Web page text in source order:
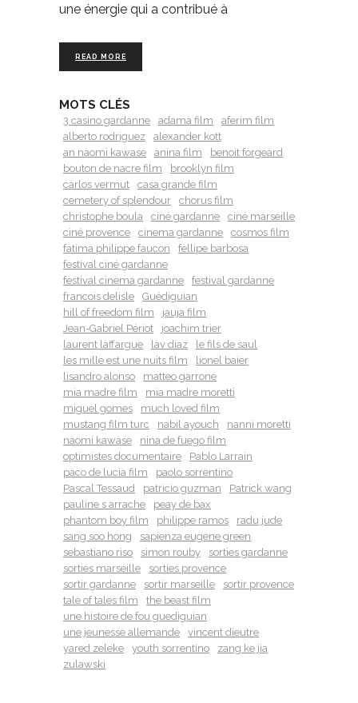
une énergie qui a contribué à
READ MORE
MOTS CLÉS
3 casino gardanne adama film
aferim film
alberto rodriguez
alexander kott
an naomi kawase
anina film
benoit forgeard
bouton de nacre film
brooklyn film
carlos vermut
casa grande film
cemetery of splendour
chorus film
christophe boula
ciné gardanne
ciné marseille
ciné provence
cinema gardanne
cosmos film
fatima philippe faucon
fellipe barbosa
festival ciné gardanne
festival cinema gardanne
festival gardanne
francois delisle
Guédiguian
hill of freedom film
jauja film
Jean-Gabriel Périot
joachim trier
laurent laffargue
lav diaz
le fils de saul
les mille est une nuits film
lionel baier
lisandro alonso
matteo garrone
mia madre film
mia madre moretti
miguel gomes
much loved film
mustang film turc
nabil ayouch
nanni moretti
naomi kawase
nina de fuego film
optimistes documentaire
Pablo Larrain
paco de lucia film
paolo sorrentino
Pascal Tessaud
patricio guzman
Patrick wang
pauline s arrache
peay de bax
phantom boy film
philippe ramos
radu jude
sang soo hong
sapienza eugene green
sebastiano riso
simon rouby
sorties gardanne
sorties marseille
sorties provence
sortir gardanne
sortir marseille
sortir provence
tale of tales film
the beast film
une histoire de fou guediguian
une jeunesse allemande
vincent dieutre
yared zeleke
youth sorrentino
zang ke jia
zulawski